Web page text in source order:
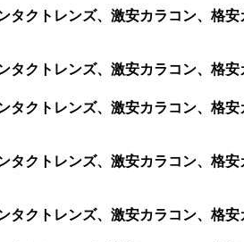
クトレンズ、激安カラコン、格
クトレンズ、激安カラコン、格
クトレンズ、激安カラコン、格
クトレンズ、激安カラコン、格
クトレンズ、激安カラコン、格